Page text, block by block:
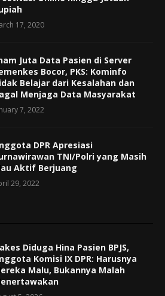
17, 2020
Juta Data Pasien di Server
Bocor, PKS: Kominfo
Belajar dari Kesalahan dan
Menjaga Data Masyarakat
7, 2022
DPR Apresiasi
TNI/Polri yang Masih
Aktif Berjuang
29, 2022
Diduga Hina Pasien BPJS,
Komisi IX DPR: Harusnya
Malu, Bukannya Malah